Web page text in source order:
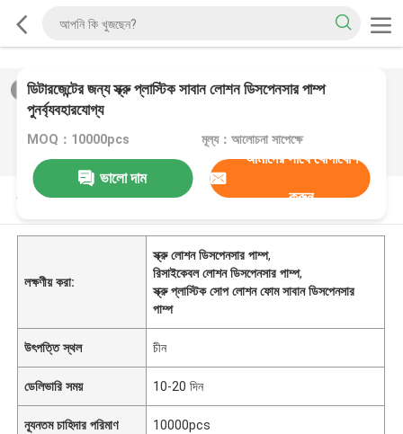
/0
ডিটারজেন্টের জন্য স্ক্রু প্লাস্টিক সাবান লোশন ডিসপেনসার পাম্প
পুনর্ব্যবহারযোগ্য
MOQ：10000pcs মূল্য：আলোচনা সাপেক্ষে
ভালো দাম
আমাদের সাথে যোগাযোগ
করুন
পণ্যের বর্ণনা
লক্ষণীয় করা:
স্ক্রু লোশন ডিসপেনসার পাম্প,
রিসাইকেবল লোশন ডিসপেনসার পাম্প,
স্ক্রু প্লাস্টিক সোপ লোশন ফোম সাবান ডিসপেনসার
পাম্প
উৎপত্তি স্থল চীন
ডেলিভারি সময় 10-20 দিন
ন্যূনতম চাহিদার পরিমাণ 10000pcs